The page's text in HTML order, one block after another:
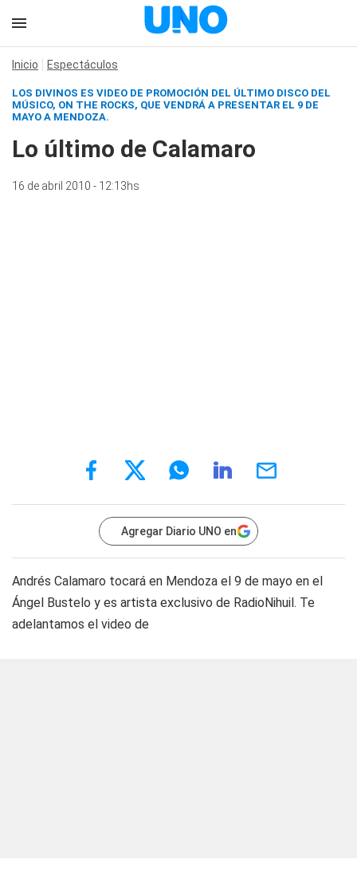
Inicio Espectáculos
LOS DIVINOS ES VIDEO DE PROMOCIÓN DEL ÚLTIMO DISCO DEL
MÚSICO, ON THE ROCKS, QUE VENDRÁ A PRESENTAR EL 9 DE
MAYO A MENDOZA.
Lo último de Calamaro
16 de abril 2010 - 12:13hs
Agregar Diario UNO en
Andrés Calamaro tocará en Mendoza el 9 de mayo en el
Ángel Bustelo y es artista exclusivo de RadioNihuil. Te
adelantamos el video de